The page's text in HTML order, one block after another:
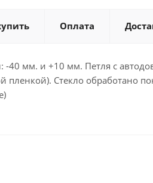
Оплата
-40 мм. и +10 мм. Петля с
Стекло обработано